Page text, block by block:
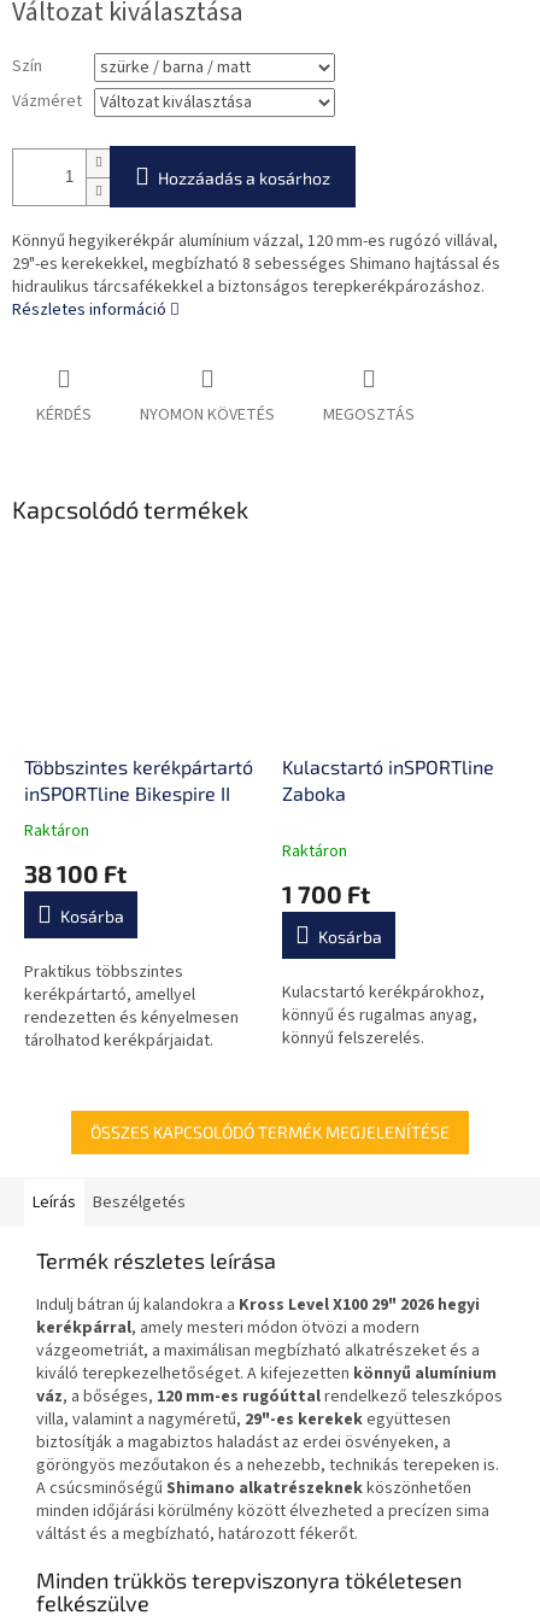
Változat kiválasztása
Szín
Vázméret
Hozzáadás a kosárhoz
Könnyű hegyikerékpár alumínium vázzal, 120 mm-es rugózó villával,
29"-es kerekekkel, megbízható 8 sebességes Shimano hajtással és
hidraulikus tárcsafékekkel a biztonságos terepkerékpározáshoz.
Részletes információ
KÉRDÉS NYOMON KÖVETÉS MEGOSZTÁS
Kapcsolódó termékek
Többszintes kerékpártartó
inSPORTline Bikespire II
A
átlagos
értékelése
0,0
csillag.
Raktáron
38 100 Ft
Kosárba
Praktikus többszintes
kerékpártartó, amellyel
rendezetten és kényelmesen
tárolhatod kerékpárjaidat.
Kulacstartó inSPORTline
Zaboka
Raktáron
1 700 Ft
Kosárba
Kulacstartó kerékpárokhoz,
könnyű és rugalmas anyag,
könnyű felszerelés.
ÖSSZES KAPCSOLÓDÓ TERMÉK MEGJELENÍTÉSE
Leírás Beszélgetés
Termék részletes leírása
Indulj bátran új kalandokra a Kross Level X100 29" 2026 hegyi
kerékpárral, amely mesteri módon ötvözi a modern
vázgeometriát, a maximálisan megbízható alkatrészeket és a
kiváló terepkezelhetőséget. A kifejezetten könnyű alumínium
váz, a bőséges, 120 mm-es rugóúttalrendelkező teleszkópos
villa, valamint a nagyméretű, 29"-es kerekekegyüttesen
biztosítják a magabiztos haladást az erdei ösvényeken, a
göröngyös mezőutakon és a nehezebb, technikás terepeken is.
A csúcsminőségű Shimano alkatrészeknekköszönhetően
minden időjárási körülmény között élvezheted a precízen sima
váltást és a megbízható, határozott fékerőt.
Minden trükkös terepviszonyra tökéletesen
felkészülve